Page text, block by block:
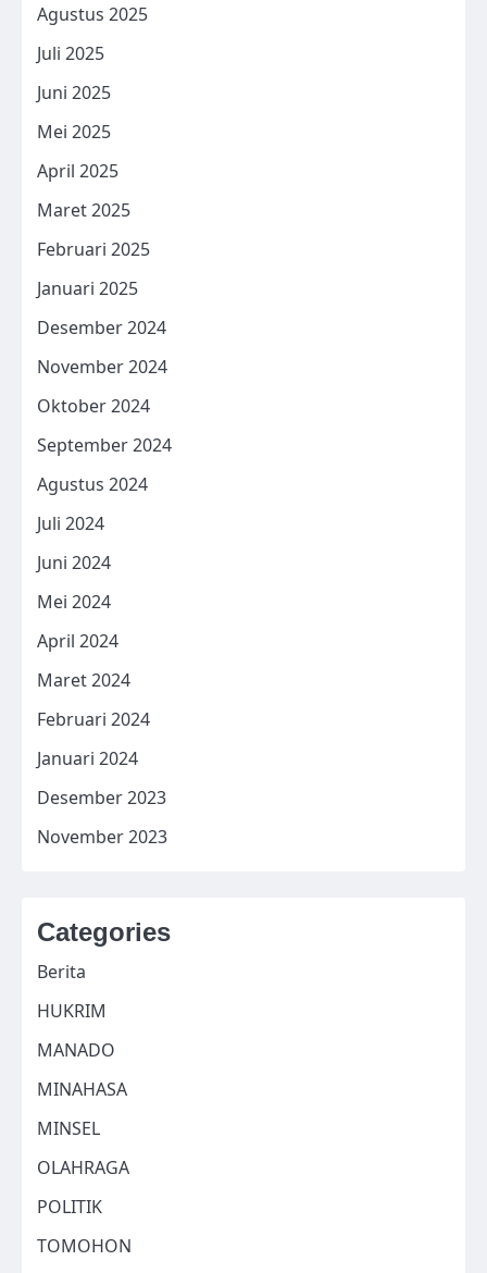
Agustus 2025
Juli 2025
Juni 2025
Mei 2025
April 2025
Maret 2025
Februari 2025
Januari 2025
Desember 2024
November 2024
Oktober 2024
September 2024
Agustus 2024
Juli 2024
Juni 2024
Mei 2024
April 2024
Maret 2024
Februari 2024
Januari 2024
Desember 2023
November 2023
Categories
Berita
HUKRIM
MANADO
MINAHASA
MINSEL
OLAHRAGA
POLITIK
TOMOHON